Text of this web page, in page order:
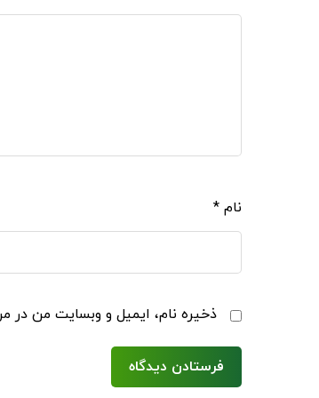
نام *
ذخیره نام، ایمیل و وبسایت من در